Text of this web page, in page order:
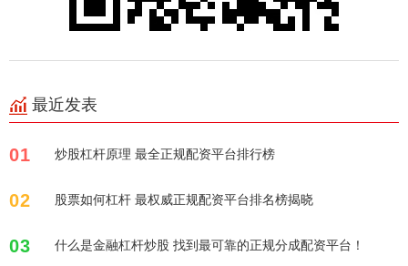
最近发表
01 炒股杠杆原理 最全正规配资平台排行榜
02 股票如何杠杆 最权威正规配资平台排名榜揭晓
03 什么是金融杠杆炒股 找到最可靠的正规分成配资平台！